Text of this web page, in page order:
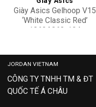
Giày Asics Gelhoop V15
‘White Classic Red’
1063A063-104
JORDAN VIETNAM
CÔNG TY TNHH TM & ĐT
QUỐC TẾ Á CHÂU